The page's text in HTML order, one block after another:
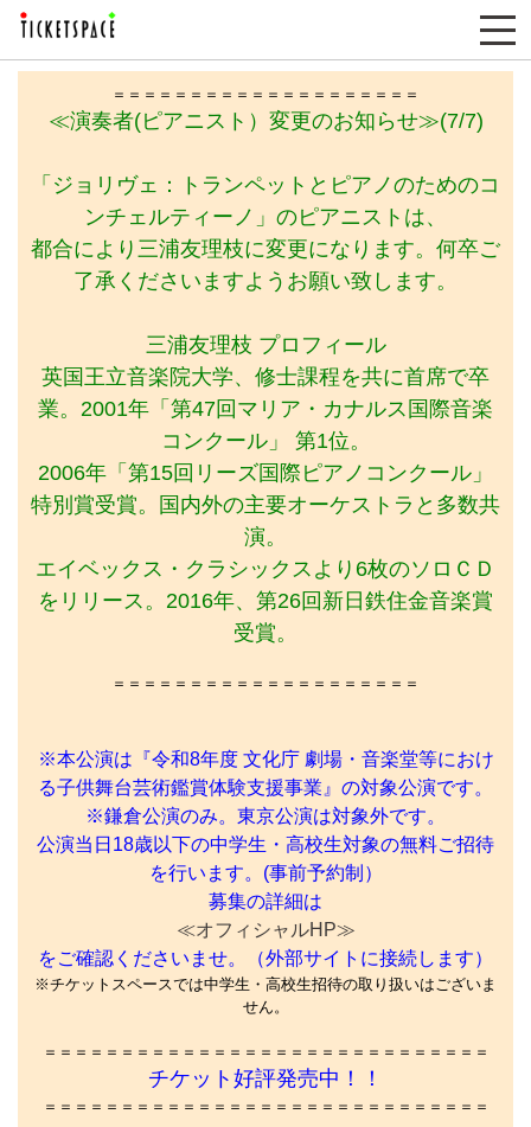
＝＝＝＝＝＝＝＝＝＝＝＝＝＝＝＝＝＝＝＝
≪演奏者(ピアニスト）変更のお知らせ≫(7/7)
「ジョリヴェ：トランペットとピアノのためのコ
ンチェルティーノ」のピアニストは、
都合により三浦友理枝に変更になります。何卒ご
了承くださいますようお願い致します。
三浦友理枝 プロフィール
英国王立音楽院大学、修士課程を共に首席で卒
業。2001年「第47回マリア・カナルス国際音楽
コンクール」 第1位。
2006年「第15回リーズ国際ピアノコンクール」
特別賞受賞。国内外の主要オーケストラと多数共
演。
エイベックス・クラシックスより6枚のソロＣＤ
をリリース。2016年、第26回新日鉄住金音楽賞
受賞。
＝＝＝＝＝＝＝＝＝＝＝＝＝＝＝＝＝＝＝＝
※本公演は『令和8年度 文化庁 劇場・音楽堂等におけ
る子供舞台芸術鑑賞体験支援事業』の対象公演です。
※鎌倉公演のみ。東京公演は対象外です。
公演当日18歳以下の中学生・高校生対象の無料ご招待
を行います。(事前予約制）
募集の詳細は
≪オフィシャルHP≫
をご確認くださいませ。（外部サイトに接続します）
※チケットスペースでは中学生・高校生招待の取り扱いはございま
せん。
＝＝＝＝＝＝＝＝＝＝＝＝＝＝＝＝＝＝＝＝＝＝＝＝＝＝＝＝＝
チケット好評発売中！！
＝＝＝＝＝＝＝＝＝＝＝＝＝＝＝＝＝＝＝＝＝＝＝＝＝＝＝＝＝